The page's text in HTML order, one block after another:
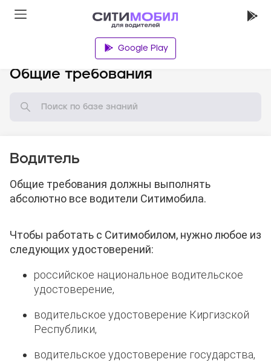
Google Play
Общие требования
Водитель
Общие требования должны выполнять
абсолютно все водители Ситимобила.
Чтобы работать с Ситимобилом, нужно любое из
следующих удостоверений:
российское национальное водительское
удостоверение,
водительское удостоверение Киргизской
Республики,
водительское удостоверение государства,